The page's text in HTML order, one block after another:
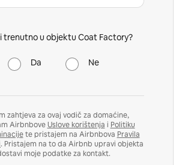
trenutno u objektu Coat Factory?
Da Ne
zahtjeva za ovaj vodič za domaćine,
AirbnboveUslove korištenja i Politiku
te pristajem na Airbnbova Pravila
. Pristajem na to da Airbnb upravi objekta
moje podatke za kontakt.